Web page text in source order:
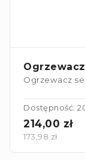
Ogrzewacz
Dostępność:
214,00 zł
173,98 zł